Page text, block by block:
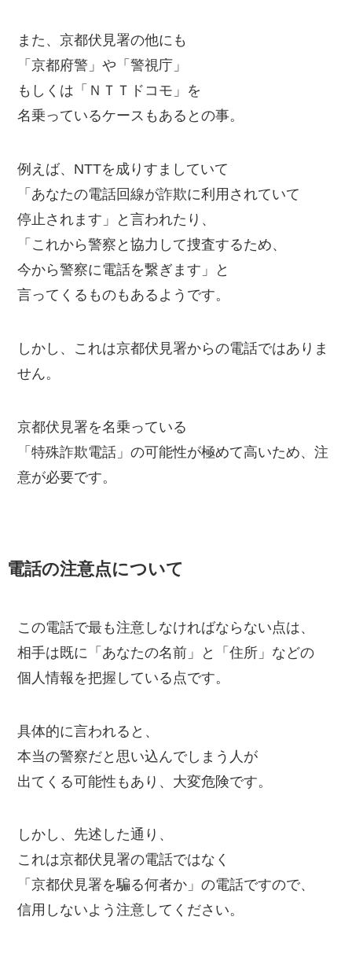
また、京都伏見署の他にも
「京都府警」や「警視庁」
もしくは「ＮＴＴドコモ」を
名乗っているケースもあるとの事。
例えば、NTTを成りすましていて
「あなたの電話回線が詐欺に利用されていて
停止されます」と言われたり、
「これから警察と協力して捜査するため、
今から警察に電話を繋ぎます」と
言ってくるものもあるようです。
しかし、これは京都伏見署からの電話ではありま
せん。
京都伏見署を名乗っている
「特殊詐欺電話」の可能性が極めて高いため、注
意が必要です。
電話の注意点について
この電話で最も注意しなければならない点は、
相手は既に「あなたの名前」と「住所」などの
個人情報を把握している点です。
具体的に言われると、
本当の警察だと思い込んでしまう人が
出てくる可能性もあり、大変危険です。
しかし、先述した通り、
これは京都伏見署の電話ではなく
「京都伏見署を騙る何者か」の電話ですので、
信用しないよう注意してください。